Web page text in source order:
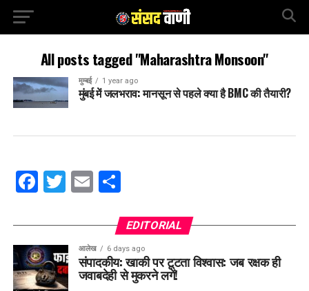
All posts tagged "Maharashtra Monsoon"
मुम्बई 1 year ago
मुंबई में जलभराव: मानसून से पहले क्या है BMC की तैयारी?
Facebook
Twitter
EmailShare
EDITORIAL
आलेख 6 days ago
संपादकीय: खाकी पर टूटता विश्वास: जब रक्षक ही
जवाबदेही से मुकरने लगें!